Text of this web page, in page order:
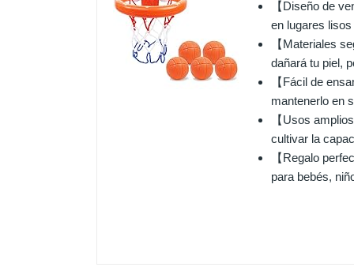
【Diseño de
en lugares
【Materiales
dañará tu piel,
【Fácil de
mantenerlo en
【Usos
cultivar la
【Regalo
para bebés,